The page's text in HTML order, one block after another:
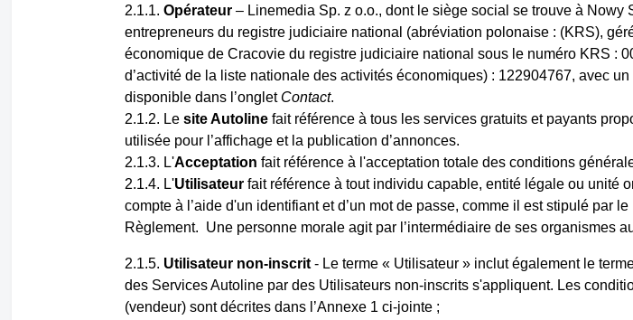
Opérateur – Linemedia Sp. z o.o., dont le siège social se trouve à
entrepreneurs du registre judiciaire national (abréviation polonaise : (KRS),
économique de Cracovie du registre judiciaire national sous le numéro KRS :
d’activité de la liste nationale des activités économiques) : 122904767, avec
disponible dans l’onglet Contact.
Le site Autolinefait référence à tous les services gratuits et payants
utilisée pour l’affichage et la publication d’annonces.
L'Acceptation fait référence à l'acceptation totale des conditions
L'Utilisateurfait référence à tout individu capable, entité légale ou unité
compte à l’aide d'un identifiant et d’un mot de passe, comme il est stipulé
Règlement. Une personne morale agit par l’intermédiaire de ses organismes
Utilisateur non-inscrit- Le terme « Utilisateur » inclut également le
des Services Autoline par des Utilisateurs non-inscrits s'appliquent. Les
(vendeur) sont décrites dans l’Annexe 1 ci-jointe ;